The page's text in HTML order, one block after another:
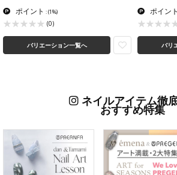
ポイント :(1%)
(0)
バリエーション一覧へ
ポイント
バリ
ネイルアイテム徹
おすすめ特集